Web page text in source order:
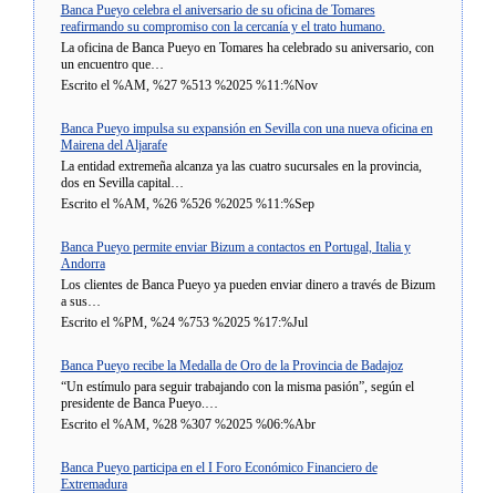
Banca Pueyo celebra el aniversario de su oficina de Tomares
reafirmando su compromiso con la cercanía y el trato humano.
La oficina de Banca Pueyo en Tomares ha celebrado su aniversario, con
un encuentro que…
Escrito el %AM, %27 %513 %2025 %11:%Nov
Banca Pueyo impulsa su expansión en Sevilla con una nueva oficina en
Mairena del Aljarafe
La entidad extremeña alcanza ya las cuatro sucursales en la provincia,
dos en Sevilla capital…
Escrito el %AM, %26 %526 %2025 %11:%Sep
Banca Pueyo permite enviar Bizum a contactos en Portugal, Italia y
Andorra
Los clientes de Banca Pueyo ya pueden enviar dinero a través de Bizum
a sus…
Escrito el %PM, %24 %753 %2025 %17:%Jul
Banca Pueyo recibe la Medalla de Oro de la Provincia de Badajoz
“Un estímulo para seguir trabajando con la misma pasión”, según el
presidente de Banca Pueyo.…
Escrito el %AM, %28 %307 %2025 %06:%Abr
Banca Pueyo participa en el I Foro Económico Financiero de
Extremadura